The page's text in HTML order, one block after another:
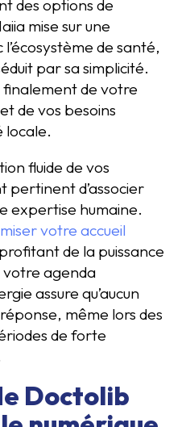
des options de
mise sur une
de santé,
par sa simplicité.
de votre
de vos besoins
locale.
fluide de vos
pertinent d’associer
expertise humaine.
votre accueil
de la puissance
votre agenda
assure qu’aucun
même lors des
de forte
Doctolib